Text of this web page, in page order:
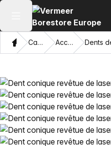
Ouvrir le menu principal
Domicile
Catalogue Accessoires